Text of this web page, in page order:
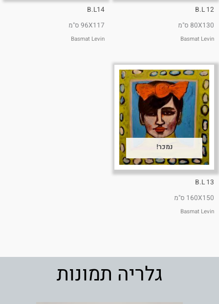
B.L 12
80X130 ס"מ
Basmat Levin
B.L14
96X117 ס"מ
Basmat Levin
נמכר!
B.L 13
160X150 ס"מ
Basmat Levin
גלריה תמונות